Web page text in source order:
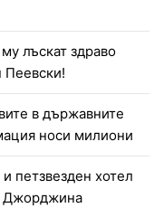
лъскат здраво
в държавните
носи милиони
петзвезден хотел
Джорджина